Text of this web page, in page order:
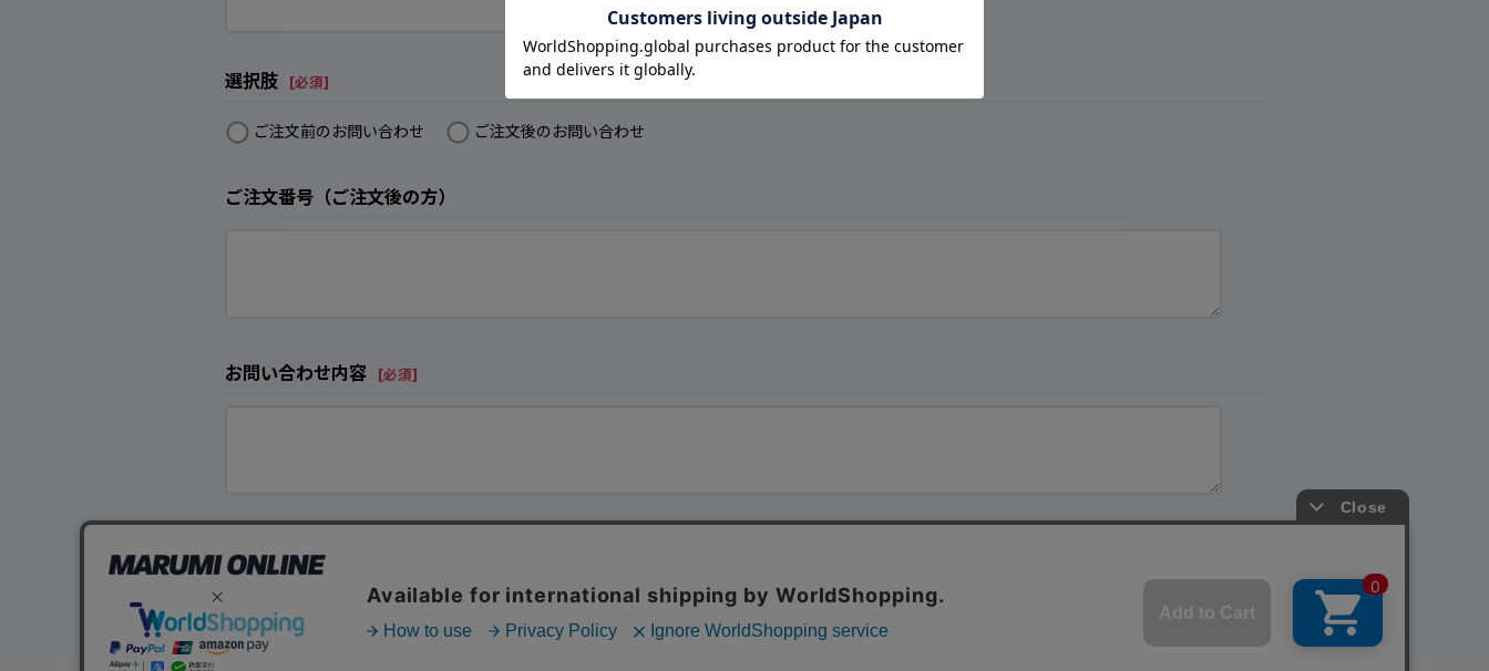
選択肢 [必須]
ご注文前のお問い合わせ ご注文後のお問い合わせ
ご注文番号（ご注文後の方）
お問い合わせ内容 [必須]